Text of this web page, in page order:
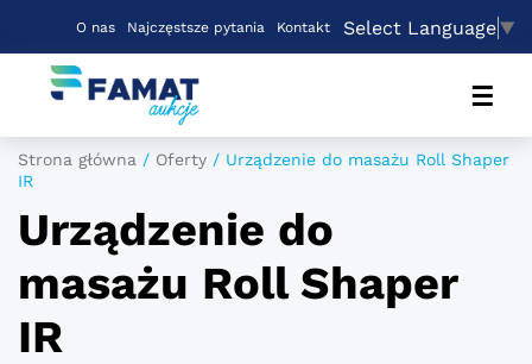
O nas Najczęstsze pytania Kontakt Select Language▼
☰
Strona główna / Oferty / Urządzenie do masażu Roll Shaper
IR
Urządzenie do
masażu Roll Shaper
IR